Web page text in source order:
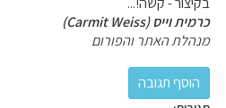
כרמית וייס (Carmit Weiss)
מנהלת האתר והפורום